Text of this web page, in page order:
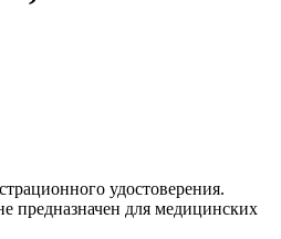
удостоверения.
предназначен для медицинских